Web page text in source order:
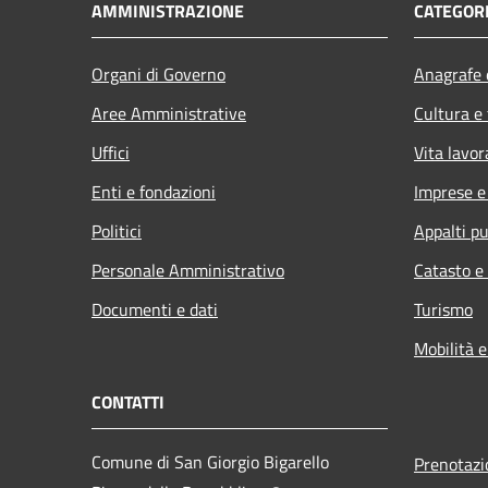
AMMINISTRAZIONE
Organi di Governo
Aree Amministrative
Uffici
Enti e fondazioni
Politici
Personale Amministrativo
Documenti e dati
Cultura
Vita
Imprese
Appalti
Catasto
Turismo
Mobilità
CONTATTI
Comune di San Giorgio Bigarello